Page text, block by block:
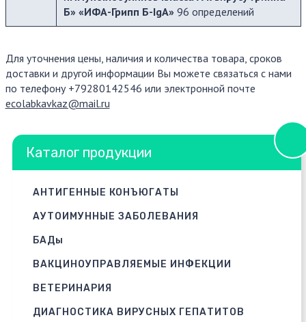
Б» «ИФА-Грипп Б-IgA» 96 определений
Для уточнения цены, наличия и количества товара, сроков
доставки и другой информации Вы можете связаться с нами
по телефону +79280142546 или электронной почте
ecolabkavkaz@mail.ru
Каталог продукции
АНТИГЕННЫЕ КОНЪЮГАТЫ
АУТОИМУННЫЕ ЗАБОЛЕВАНИЯ
БАДы
ВАКЦИНОУПРАВЛЯЕМЫЕ ИНФЕКЦИИ
ВЕТЕРИНАРИЯ
ДИАГНОСТИКА ВИРУСНЫХ ГЕПАТИТОВ